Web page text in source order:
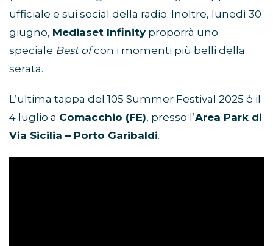
ufficiale e sui social della radio. Inoltre, lunedì 30
giugno, Mediaset Infinityproporrà uno
speciale Best ofcon i momenti più belli della
serata.
L’ultima tappa del 105 Summer Festival 2025 è il
4 luglio a Comacchio (FE), presso l’Area Park di
Via Sicilia – Porto Garibaldi.